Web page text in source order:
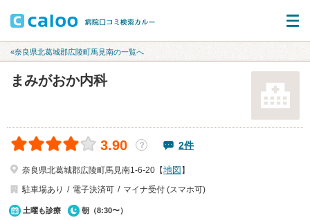
«奈良県北葛城郡広陵町馬見南の一覧へ
まみがおか内科
3.90 ？ 2件
奈良県北葛城郡広陵町馬見南1-6-20【地図 】
駐車場あり
電子決済可 マイナ受付 (スマホ可)
土曜も診療 朝（8:30〜）